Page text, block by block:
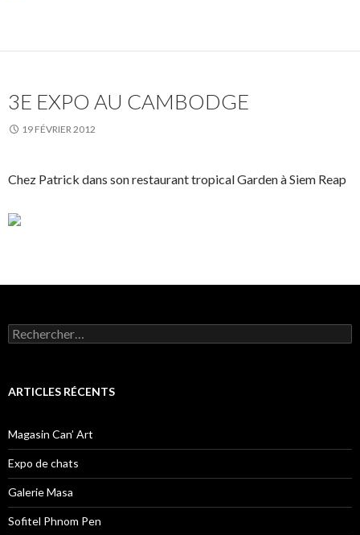
3E EXPO AU CAMBODGE
19 FÉVRIER 2012
Chez Patrick dans son restaurant tropical Garden à Siem Reap
Rechercher :
ARTICLES RÉCENTS
Magasin Can’ Art
Expo de chats
Galerie Masa
Sofitel Phnom Pen